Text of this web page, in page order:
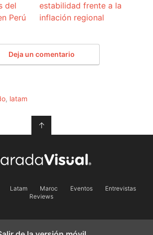
del
Perú
estabilidad frente a la
inflación regional
Deja un comentario
, latam
↑
Latam Maroc Eventos
Entrevistas
Reviews